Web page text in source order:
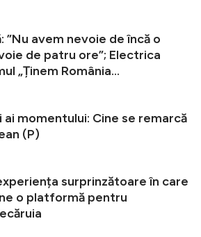
”Nu avem nevoie de încă o
de patru ore”; Electrica
„Ținem România...
momentului: Cine se remarcă
(P)
surprinzătoare în care
o platformă pentru